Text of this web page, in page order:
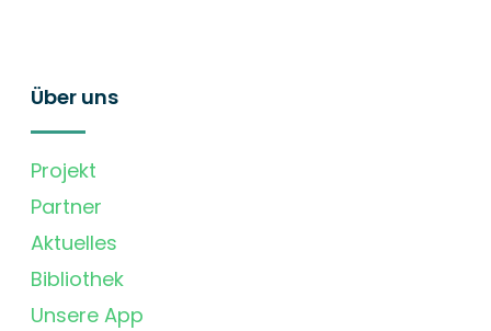
Über uns
Projekt
Partner
Aktuelles
Bibliothek
Unsere App